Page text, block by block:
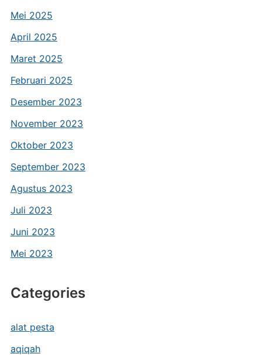
Mei 2025
April 2025
Maret 2025
Februari 2025
Desember 2023
November 2023
Oktober 2023
September 2023
Agustus 2023
Juli 2023
Juni 2023
Mei 2023
Categories
alat pesta
aqiqah